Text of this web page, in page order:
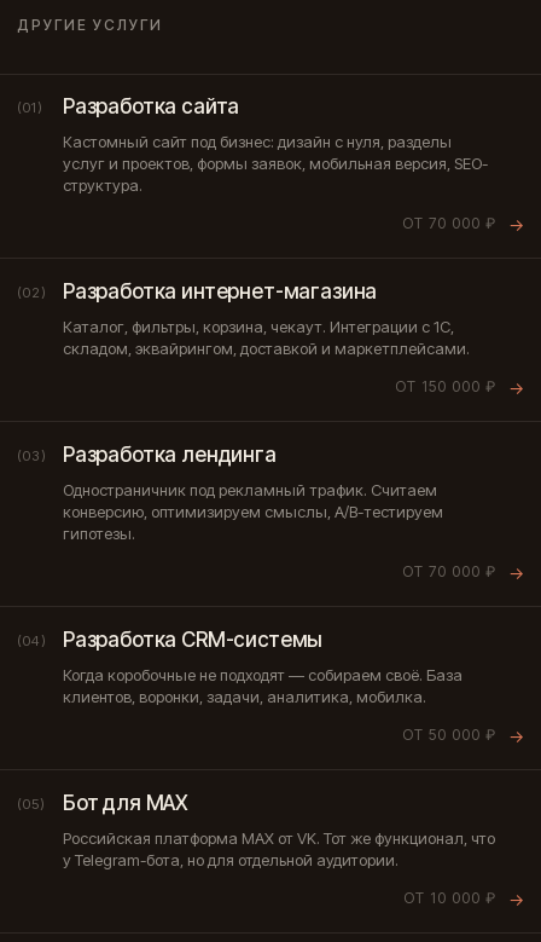
ДРУГИЕ УСЛУГИ
(01) Разработка сайта
Кастомный сайт под бизнес: дизайн с нуля, разделы
услуг и проектов, формы заявок, мобильная версия, SEO-
структура.
ОТ 70 000 ₽ →
(02) Разработка интернет-магазина
Каталог, фильтры, корзина, чекаут. Интеграции с 1С,
складом, эквайрингом, доставкой и маркетплейсами.
ОТ 150 000 ₽ →
(03) Разработка лендинга
Одностраничник под рекламный трафик. Считаем
конверсию, оптимизируем смыслы, A/B-тестируем
гипотезы.
ОТ 70 000 ₽ →
(04) Разработка CRM-системы
Когда коробочные не подходят — собираем своё. База
клиентов, воронки, задачи, аналитика, мобилка.
ОТ 50 000 ₽ →
(05) Бот для MAX
Российская платформа MAX от VK. Тот же функционал, что
у Telegram-бота, но для отдельной аудитории.
ОТ 10 000 ₽ →